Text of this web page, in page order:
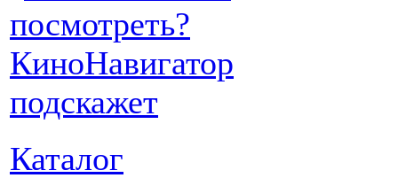
Каталог